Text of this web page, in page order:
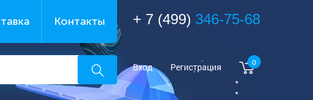
Контакты + 7 (499) 346-75-68
Вход Регистрация 0